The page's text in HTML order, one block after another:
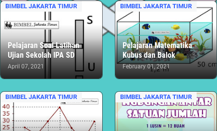
BIMBEL JAKARTA TIMUR
Pelajaran Soal Latihan
Ujian Sekolah IPA SD
April 07, 2021
BIMBEL JAKARTA TIMUR
Pelajaran Matematika
Kubus dan Balok
February 01, 2021
BIMBEL JAKARTA TIMUR BIMBEL JAKARTA TIMUR